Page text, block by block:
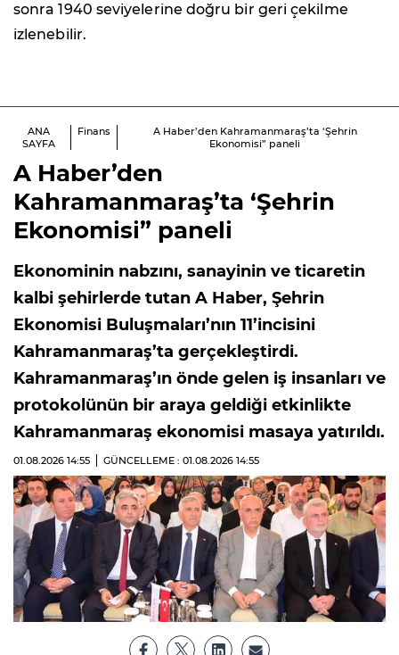
sonra 1940 seviyelerine doğru bir geri çekilme
izlenebilir.
ANA
SAYFA
Finans
A Haber’den Kahramanmaraş’ta ‘Şehrin
Ekonomisi” paneli
A Haber’den
Kahramanmaraş’ta ‘Şehrin
Ekonomisi” paneli
Ekonominin nabzını, sanayinin ve ticaretin
kalbi şehirlerde tutan A Haber, Şehrin
Ekonomisi Buluşmaları’nın 11’incisini
Kahramanmaraş’ta gerçekleştirdi.
Kahramanmaraş’ın önde gelen iş insanları ve
protokolünün bir araya geldiği etkinlikte
Kahramanmaraş ekonomisi masaya yatırıldı.
01.08.2026 14:55 GÜNCELLEME : 01.08.2026 14:55